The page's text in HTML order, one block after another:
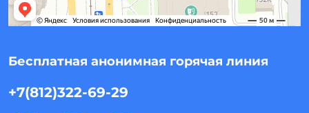
Бесплатная анонимная горячая линия
+7(812)322-69-29